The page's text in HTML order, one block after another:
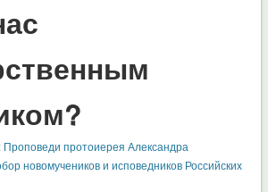
Проповеди протоиерея Александра
новомучеников и исповедников Российских